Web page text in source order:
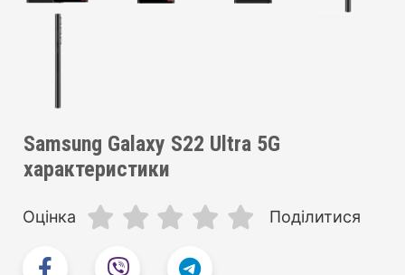
Samsung Galaxy S22 Ultra 5G
характеристики
Оцінка Поділитися